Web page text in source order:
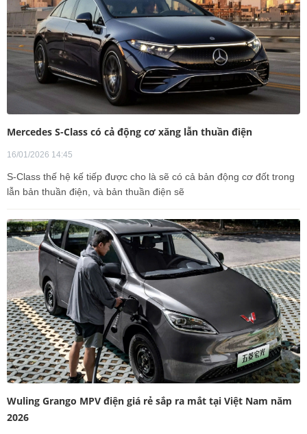
Mercedes S-Class có cả động cơ xăng lẫn thuần điện
16/01/2026 14:45
S-Class thế hệ kế tiếp được cho là sẽ có cả bản động cơ đốt trong
lẫn bản thuần điện, và bản thuần điện sẽ
Wuling Grango MPV điện giá rẻ sắp ra mắt tại Việt Nam năm
2026